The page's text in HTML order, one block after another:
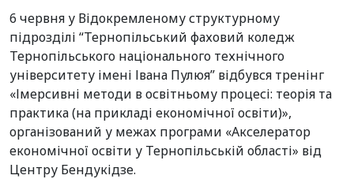
6 червня у Відокремленому структурному
підрозділі “Тернопільський фаховий коледж
Тернопільського національного технічного
університету імені Івана Пулюя” відбувся тренінг
«Імерсивні методи в освітньому процесі: теорія та
практика (на прикладі економічної освіти)»,
організований у межах програми «Акселератор
економічної освіти у Тернопільській області» від
Центру Бендукідзе.